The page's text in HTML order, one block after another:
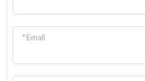
* Email